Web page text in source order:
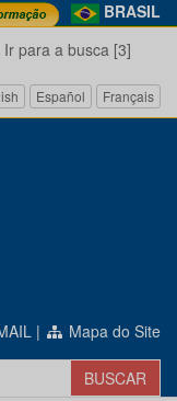
BRASIL
Ir para a busca [3]
Español Français
| Mapa do Site